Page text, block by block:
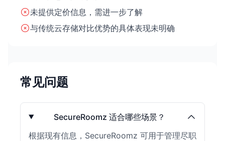
未提供定价信息，需进一步了解
与传统云存储对比优势的具体表现未明确
常见问题
SecureRoomz 适合哪些场景？
根据现有信息，SecureRoomz 可用于管理尽职